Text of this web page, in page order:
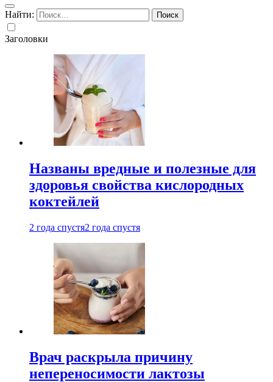
Найти:
Заголовки
Названы вредные и полезные для
здоровья свойства кислородных
коктейлей
2 года спустя2 года спустя
Врач раскрыла причину
непереносимости лактозы